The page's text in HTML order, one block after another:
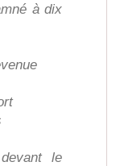
à dix
le